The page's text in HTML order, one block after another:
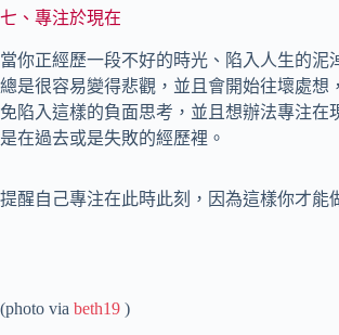
七、專注於現在
當你正經歷一段不好的時光、陷入人生的泥
總是很容易變得悲觀，並且會開始往壞處想
免陷入這樣的負面思考，並且想辦法專注在
是在過去或是失敗的經歷裡。
提醒自己專注在此時此刻，因為這樣你才能
(photo via beth19 )